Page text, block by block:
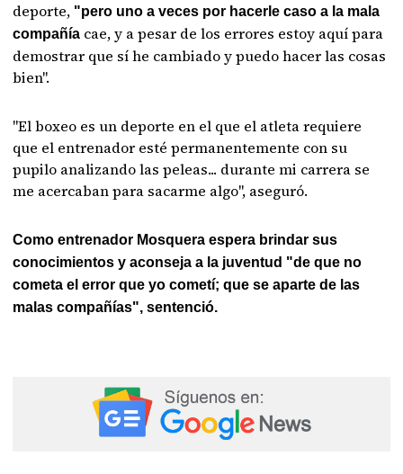
deporte, "pero uno a veces por hacerle caso a la mala
compañía cae, y a pesar de los errores estoy aquí para
demostrar que sí he cambiado y puedo hacer las cosas
bien".
"El boxeo es un deporte en el que el atleta requiere
que el entrenador esté permanentemente con su
pupilo analizando las peleas... durante mi carrera se
me acercaban para sacarme algo", aseguró.
Como entrenador Mosquera espera brindar sus
conocimientos y aconseja a la juventud "de que no
cometa el error que yo cometí; que se aparte de las
malas compañías", sentenció.